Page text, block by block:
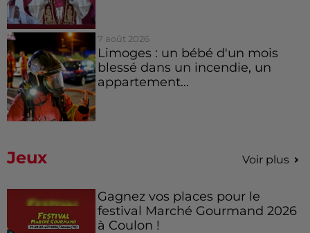
7 août 2026
Limoges : un bébé d'un mois
blessé dans un incendie, un
appartement...
Jeux Voir plus
Gagnez vos places pour le
festival Marché Gourmand 2026
à Coulon !